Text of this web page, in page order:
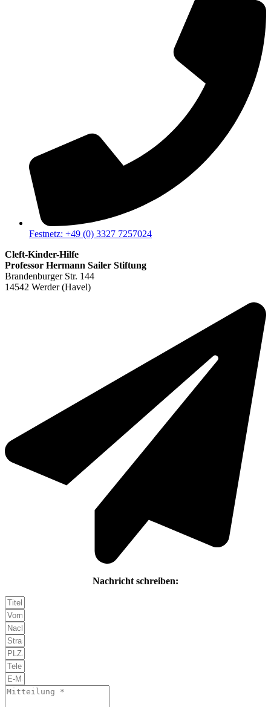
Festnetz: +49 (0) 3327 7257024
Cleft-Kinder-Hilfe
Professor Hermann Sailer Stiftung
Brandenburger Str. 144
14542 Werder (Havel)
Nachricht schreiben: